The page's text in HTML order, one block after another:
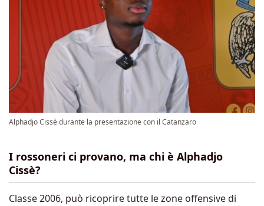
Alphadjo Cissè durante la presentazione con il Catanzaro
I rossoneri ci provano, ma chi è Alphadjo
Cissè?
Classe 2006, può ricoprire tutte le zone offensive di